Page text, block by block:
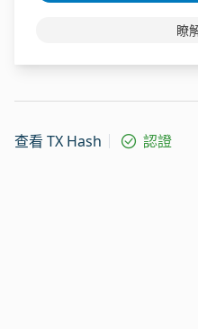
瞭
查看 TX Hash 認證